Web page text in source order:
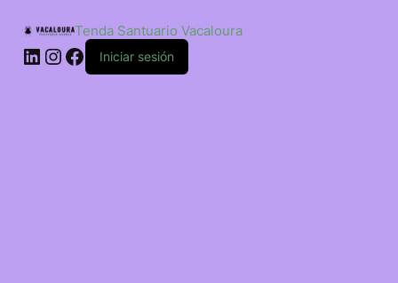
contido
Tenda Santuario Vacaloura
LinkedIn
Instagram
Facebook
Iniciar sesión